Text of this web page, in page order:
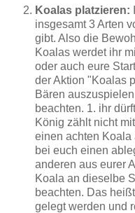
Koalas platzieren:
insgesamt 3 Arten
gibt. Also die
Koalas werdet ihr
oder auch eure
der Aktion "Koalas
Bären
beachten. 1. ihr
König zählt nicht
einen achten
bei euch einen
anderen aus eurer
Koala an dieselbe
beachten. Das
gelegt werden und